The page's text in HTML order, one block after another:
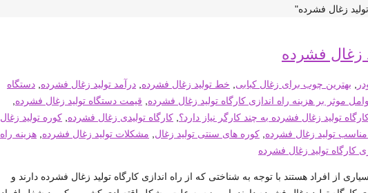
زغال فشرده"
زغال فشرده
بهترین چوب برای زغال کبابی خط تولید زغال فشرده درآمد تولید زغال فشرده دستگاه
موثر بر هزینه راه اندازی کارگاه تولید زغال فشرده قیمت دستگاه تولید زغال فشرده
تولید زغال فشرده به چند کارگر نیاز دارد؟ کارگاه تولیدی زغال فشرده کوره تولید زغال
تولید زغال فشرده کوره های سنتی تولید زغال مشکلات تولید زغال فشرده هزینه راه
کارگاه تولید زغال فشرده
از افراد هستند با توجه به شناختی که از راه اندازی کارگاه تولید زغال فشرده دارند و